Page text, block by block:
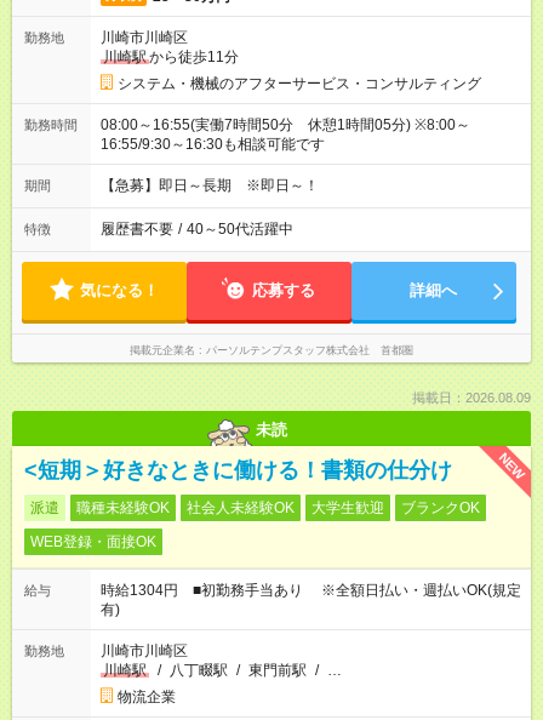
勤務地
川崎市川崎区
川崎駅から徒歩11分
システム・機械のアフターサービス・コンサルティング
勤務時間
08:00～16:55(実働7時間50分 休憩1時間05分) ※8:00～
16:55/9:30～16:30も相談可能です
期間 【急募】即日～長期 ※即日～！
特徴 履歴書不要 / 40～50代活躍中
気になる！ 応募する 詳細へ
掲載元企業名 パーソルテンプスタッフ株式会社 首都圏
掲載日：2026.08.09
未読
NEW
<短期＞好きなときに働ける！書類の仕分け
派遣 職種未経験OK 社会人未経験OK 大学生歓迎
ブランクOK
WEB登録・面接OK
給与
時給1304円 ■初勤務手当あり ※全額日払い・週払いOK(規定
有)
勤務地
川崎市川崎区
川崎駅
/ 八丁畷駅 / 東門前駅 / …
物流企業